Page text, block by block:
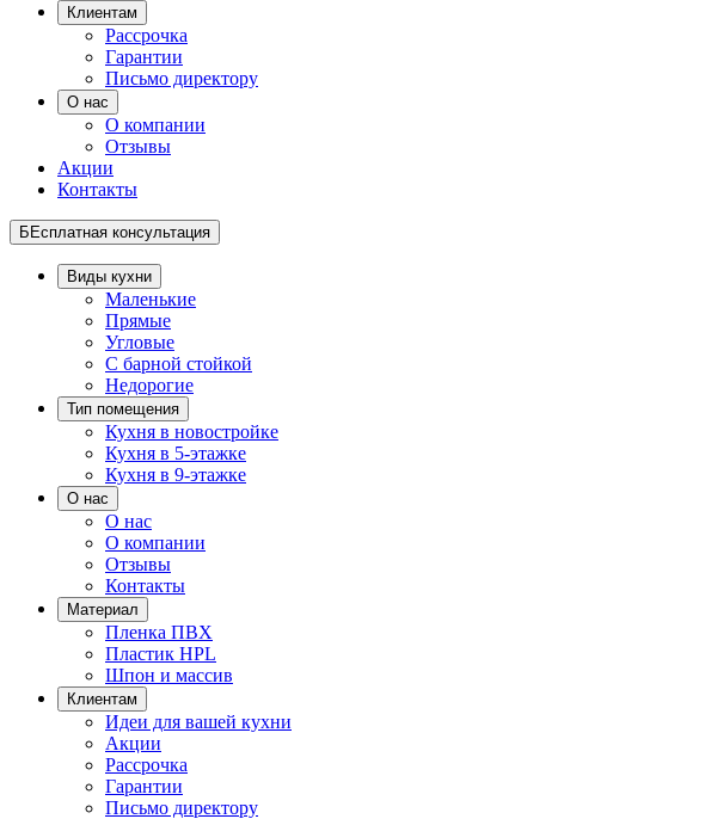
Клиентам
Рассрочка
Гарантии
Письмо директору
О нас
О компании
Отзывы
Акции
Контакты
БЕсплатная консультация
Виды кухни
Маленькие
Прямые
Угловые
С барной стойкой
Недорогие
Тип помещения
Кухня в новостройке
Кухня в 5-этажке
Кухня в 9-этажке
О нас
О нас
О компании
Отзывы
Контакты
Материал
Пленка ПВХ
Пластик HPL
Шпон и массив
Клиентам
Идеи для вашей кухни
Акции
Рассрочка
Гарантии
Письмо директору